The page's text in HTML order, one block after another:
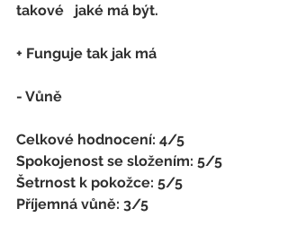
takové   jaké má být.
+ Funguje tak jak má
- Vůně
Celkové hodnocení: 4/5
Spokojenost se složením: 5/5
Šetrnost k pokožce: 5/5
Příjemná vůně: 3/5